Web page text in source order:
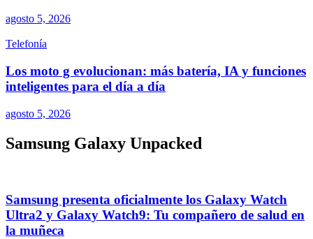
agosto 5, 2026
Telefonía
Los moto g evolucionan: más batería, IA y funciones
inteligentes para el día a día
agosto 5, 2026
Samsung Galaxy Unpacked
Samsung presenta oficialmente los Galaxy Watch
Ultra2 y Galaxy Watch9: Tu compañero de salud en
la muñeca